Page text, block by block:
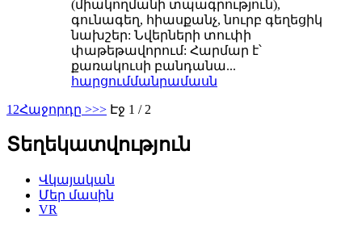
(միակողմանի տպագրություն),
գունագեղ, հիասքանչ, նուրբ գեղեցիկ
նախշեր: Նվերների տուփի
փաթեթավորում: Հարմար է՝
քառակուսի բանդանա...
հարցումմանրամասն
1 2Հաջորդը >>> Էջ 1 / 2
Տեղեկատվություն
Վկայական
Մեր մասին
VR